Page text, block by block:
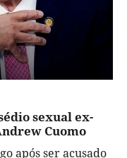
sexual ex-
Cuomo
após ser acusado